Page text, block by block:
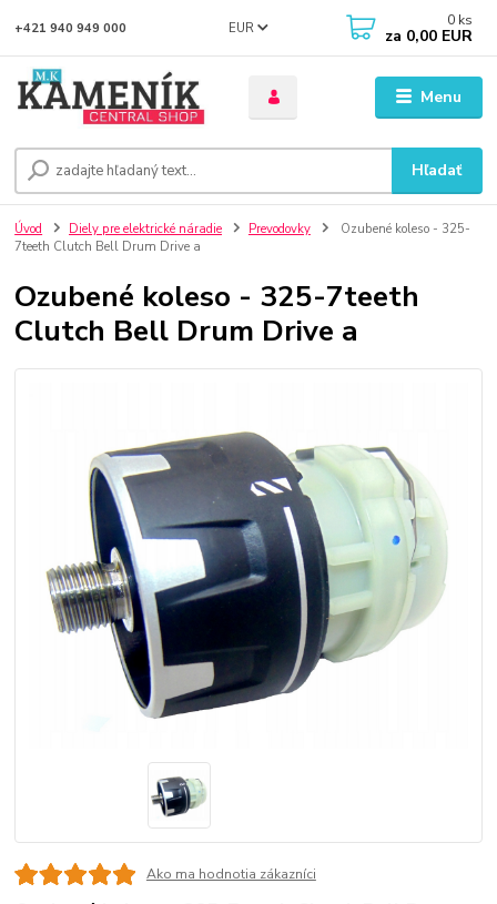
Menu
EUR
Hľadať
+421 940 949 000 0 ks
za 0,00 EUR
Úvod Diely pre elektrické náradie Prevodovky
Ozubené koleso - 325-
7teeth Clutch Bell Drum Drive a
Ozubené koleso - 325-7teeth
Clutch Bell Drum Drive a
Ako ma hodnotia zákazníci